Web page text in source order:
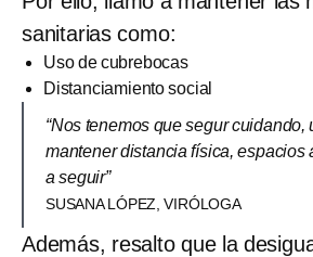
sanitarias como:
Uso de cubrebocas
Distanciamiento social
“Nos tenemos que segur cuidando,
mantener distancia física, espacios
a seguir”
SUSANA LÓPEZ, VIRÓLOGA
Además, resalto que la